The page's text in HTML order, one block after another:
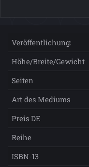
Veröffentlichung:
Höhe/Breite/Gewicht
Seiten
Art des Mediums
Preis DE
Reihe
ISBN-13